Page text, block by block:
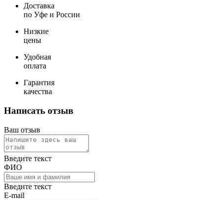
Доставка
по Уфе и России
Низкие
цены
Удобная
оплата
Гарантия
качества
Написать отзыв
Ваш отзыв
Введите текст
ФИО
Введите текст
E-mail